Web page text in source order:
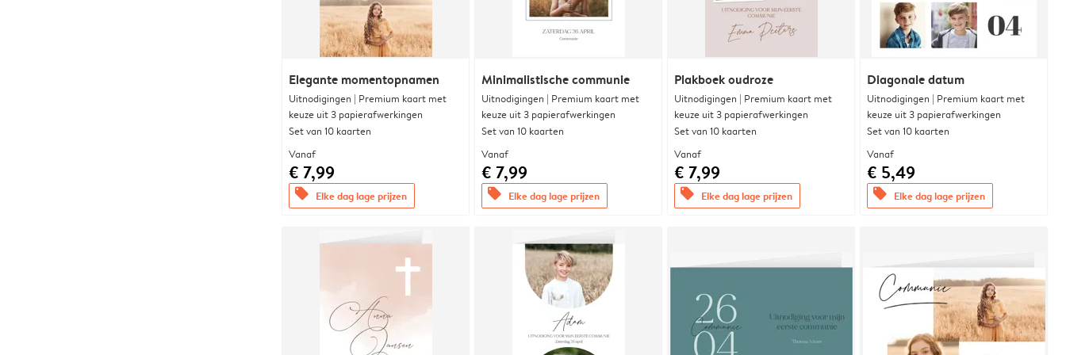
Elegante momentopnamen
Uitnodigingen | Premium kaart met
keuze uit 3 papierafwerkingen
Set van 10 kaarten
Vanaf
€ 7,99
offers Elke dag lage prijzen
Minimalistische communie
Uitnodigingen | Premium kaart met
keuze uit 3 papierafwerkingen
Set van 10 kaarten
Vanaf
€ 7,99
offers Elke dag lage prijzen
Plakboek oudroze
Uitnodigingen | Premium kaart met
keuze uit 3 papierafwerkingen
Set van 10 kaarten
Vanaf
€ 7,99
offers Elke dag lage prijzen
Diagonale datum
Uitnodigingen | Premium kaart met
keuze uit 3 papierafwerkingen
Set van 10 kaarten
Vanaf
€ 5,49
offers Elke dag lage prijzen